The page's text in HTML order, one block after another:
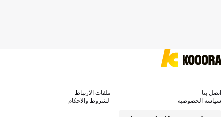
اتصل بنا
ملفات الارتباط
سياسة الخصوصية
الشروط والاحكام